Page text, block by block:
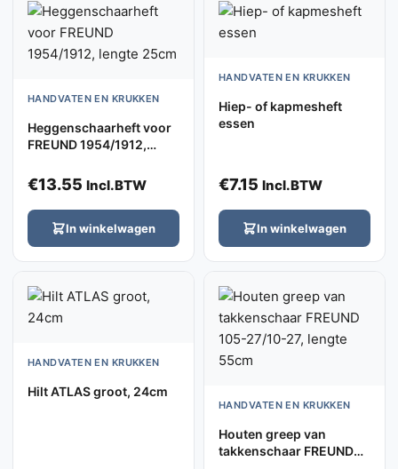
HANDVATEN EN KRUKKEN
Heggenschaarheft voor
FREUND 1954/1912,
€13.55 Incl.BTW
In winkelwagen
HANDVATEN EN KRUKKEN
Hiep- of kapmesheft
essen
€7.15 Incl.BTW
In winkelwagen
HANDVATEN EN KRUKKEN
Hilt ATLAS groot, 24cm
HANDVATEN EN KRUKKEN
Houten greep van
takkenschaar FREUND